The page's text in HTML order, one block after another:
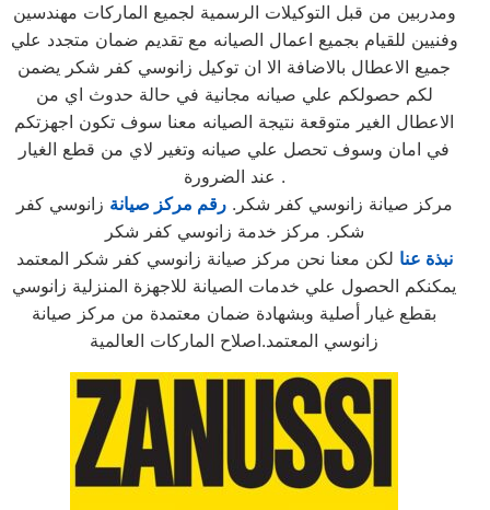
ومدربين من قبل التوكيلات الرسمية لجميع الماركات مهندسين
وفنيين للقيام بجميع اعمال الصيانه مع تقديم ضمان متجدد علي
جميع الاعطال بالاضافة الا ان توكيل زانوسي كفر شكر يضمن
لكم حصولكم علي صيانه مجانية في حالة حدوث اي من
الاعطال الغير متوقعة نتيجة الصيانه معنا سوف تكون اجهزتكم
في امان وسوف تحصل علي صيانه وتغير لاي من قطع الغيار
عند الضرورة .
مركز صيانة زانوسي كفر شكر.رقم مركز صيانة زانوسي كفر
شكر. مركز خدمة زانوسي كفر شكر
نبذة عنا لكن معنا نحن مركز صيانة زانوسي كفر شكر المعتمد
يمكنكم الحصول علي خدمات الصيانة للاجهزة المنزلية زانوسي
بقطع غيار أصلية وبشهادة ضمان معتمدة من مركز صيانة
زانوسي المعتمد.اصلاح الماركات العالمية